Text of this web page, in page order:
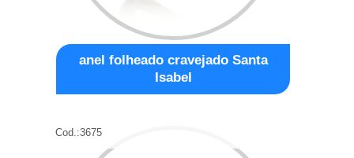
anel folheado cravejado Santa
Isabel
Cod.:3675